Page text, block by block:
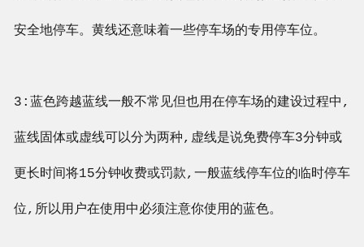
安全地停车。黄线还意味着一些停车场的专用停车位。
3:蓝色跨越蓝线一般不常见但也用在停车场的建设过程中,
蓝线固体或虚线可以分为两种,虚线是说免费停车3分钟或
更长时间将15分钟收费或罚款,一般蓝线停车位的临时停车
位,所以用户在使用中必须注意你使用的蓝色。